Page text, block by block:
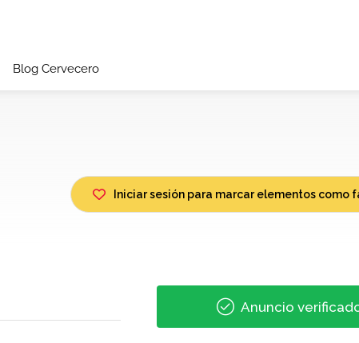
Blog Cervecero
Iniciar sesión para marcar elementos como
Anuncio